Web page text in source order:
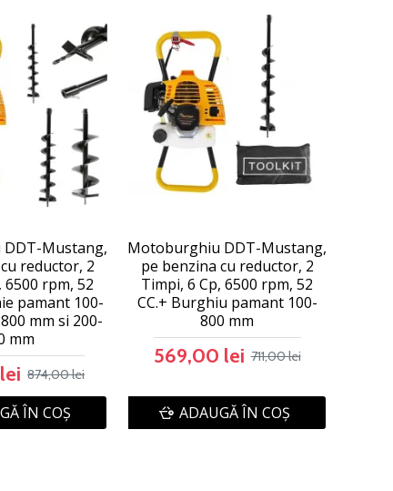
Mustang,
reductor, 2
6500 rpm, 52
pamant 100-
mm si 200-
mm
874,00 lei
ÎN COŞ
Motoburghiu DDT-Mustang,
pe benzina cu reductor, 2
Timpi, 6 Cp, 6500 rpm, 52
CC.+ Burghiu pamant 100-
800 mm
569,00 lei 711,00 lei
ADAUGĂ ÎN COŞ